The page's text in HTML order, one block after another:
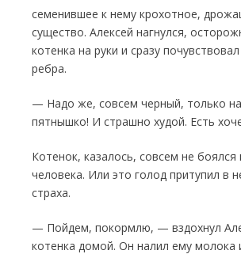
семенившее к нему крохотное,
суще­ство. Алексей на­гнулся,
котенка на руки и сра­зу
ребра.
— Надо же, совсем черный, только
пятнышко! И страшно худой. Есть
Котенок, казалось, совсем не боялся
человека. Или это голод притупил в
страха.
— Пойдем, покормлю, — вздохнул
котенка домой. Он налил ему молока